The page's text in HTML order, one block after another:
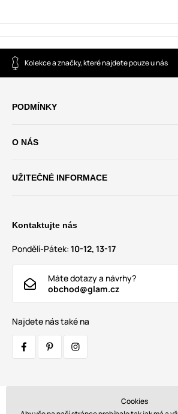
Kolekce a značky, které najdete pouze u nás
PODMÍNKY
O NÁS
UŽITEČNÉ INFORMACE
Kontaktujte nás
Pondělí-Pátek: 10-12, 13-17
Máte dotazy a návrhy?
obchod@glam.cz
Najdete nás také na
Cookies